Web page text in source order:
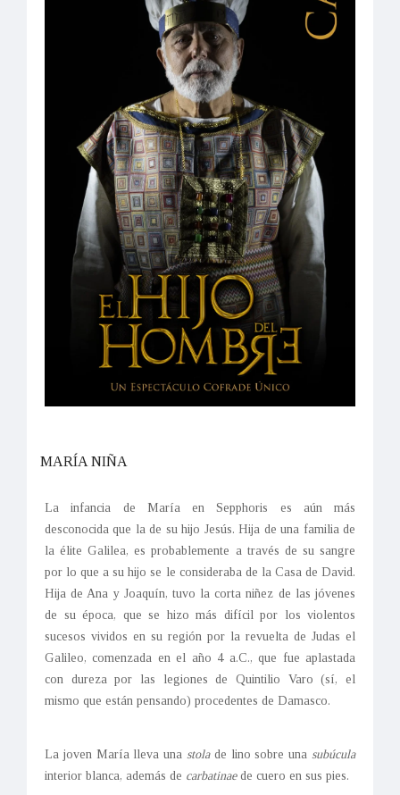
MARÍA NIÑA
La infancia de María en Sepphoris es aún más
desconocida que la de su hijo Jesús. Hija de una familia de
la élite Galilea, es probablemente a través de su sangre
por lo que a su hijo se le consideraba de la Casa de David.
Hija de Ana y Joaquín, tuvo la corta niñez de las jóvenes
de su época, que se hizo más difícil por los violentos
sucesos vividos en su región por la revuelta de Judas el
Galileo, comenzada en el año 4 a.C., que fue aplastada
con dureza por las legiones de Quintilio Varo (sí, el
mismo que están pensando) procedentes de Damasco.
La joven María lleva una stolade lino sobre una subúcula
interior blanca, además de carbatinaede cuero en sus pies.